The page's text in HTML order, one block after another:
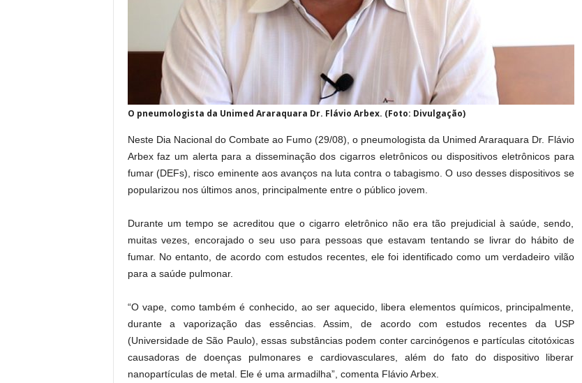
O pneumologista da Unimed Araraquara Dr. Flávio Arbex. (Foto: Divulgação)
Neste Dia Nacional do Combate ao Fumo (29/08), o pneumologista da Unimed Araraquara Dr. Flávio
Arbex faz um alerta para a disseminação dos cigarros eletrônicos ou dispositivos eletrônicos para
fumar (DEFs), risco eminente aos avanços na luta contra o tabagismo. O uso desses dispositivos se
popularizou nos últimos anos, principalmente entre o público jovem.
Durante um tempo se acreditou que o cigarro eletrônico não era tão prejudicial à saúde, sendo,
muitas vezes, encorajado o seu uso para pessoas que estavam tentando se livrar do hábito de
fumar. No entanto, de acordo com estudos recentes, ele foi identificado como um verdadeiro vilão
para a saúde pulmonar.
“O vape, como também é conhecido, ao ser aquecido, libera elementos químicos, principalmente,
durante a vaporização das essências. Assim, de acordo com estudos recentes da USP
(Universidade de São Paulo), essas substâncias podem conter carcinógenos e partículas citotóxicas
causadoras de doenças pulmonares e cardiovasculares, além do fato do dispositivo liberar
nanopartículas de metal. Ele é uma armadilha”, comenta Flávio Arbex.